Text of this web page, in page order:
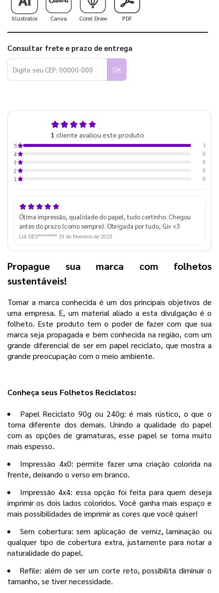
Illustrator Canva Corel Draw PDF
Consultar frete e prazo de entrega
OK
1 cliente avaliou este produto
5
1
4
0
3
0
2
0
1
0
Ótima impressão, qualidade do papel, tudo certinho. Chegou
antes do prazo (como sempre). Obrigada por tudo, Giv <3
LIA DES******** 19 de fevereiro de 2025
Propague sua marca com folhetos
sustentáveis!
Tornar a marca conhecida é um dos principais objetivos de
uma empresa. E, um material aliado a esta divulgação é o
folheto. Este produto tem o poder de fazer com que sua
marca seja propagada e bem conhecida na região, com um
grande diferencial de ser em papel reciclato, que mostra a
grande preocupação com o meio ambiente.
Conheça seus Folhetos Reciclatos:
Papel Reciclato 90g ou 240g: é mais rústico, o que o
torna diferente dos demais. Unindo a qualidade do papel
com as opções de gramaturas, esse papel se torna muito
mais espesso.
Impressão 4x0: permite fazer uma criação colorida na
frente, deixando o verso em branco.
Impressão 4x4: essa opção foi feita para quem deseja
imprimir os dois lados coloridos. Você ganha mais espaço e
mais possibilidades de imprimir as cores que você quiser!
Sem cobertura: sem aplicação de verniz, laminação ou
qualquer tipo de cobertura extra, justamente para notar a
naturalidade do papel.
Refile: além de ser um corte reto, possibilita diminuir o
tamanho, se tiver necessidade.